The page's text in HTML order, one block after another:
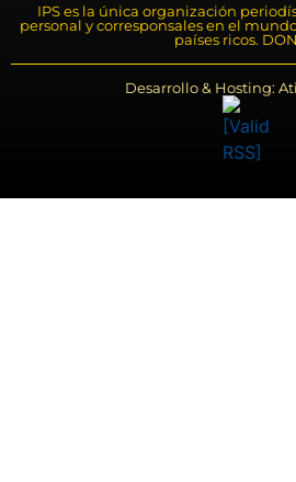
IPS es la única organización
personal y corresponsales en el
países ricos.
Desarrollo & Hosting: